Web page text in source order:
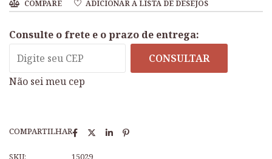
COMPARE ADICIONAR À LISTA DE DESEJOS
Consulte o frete e o prazo de entrega:
CONSULTAR
Não sei meu cep
COMPARTILHAR
SKU: 15029